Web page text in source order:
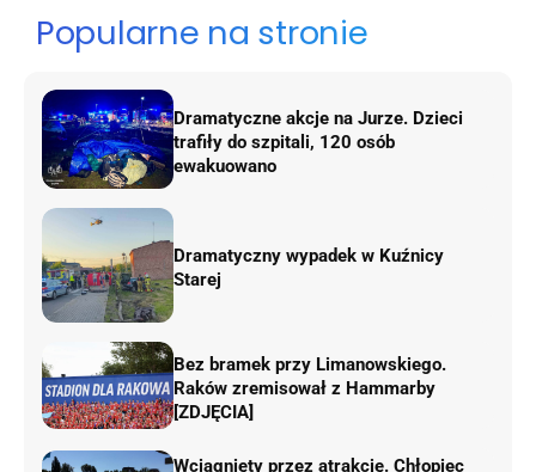
Popularne na stronie
Dramatyczne akcje na Jurze. Dzieci
trafiły do szpitali, 120 osób
ewakuowano
Dramatyczny wypadek w Kuźnicy
Starej
Bez bramek przy Limanowskiego.
Raków zremisował z Hammarby
[ZDJĘCIA]
Wciągnięty przez atrakcję. Chłopiec